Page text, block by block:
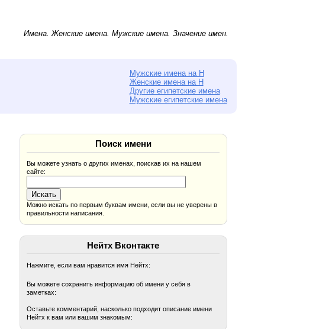
Имена.Женские имена.Мужские имена. Значение имен.
Мужские имена на Н
Женские имена на Н
Другие египетские имена
Мужские египетские имена
Поиск имени
Вы можете узнать о других именах, поискав их на нашем
сайте:
Можно искать по первым буквам имени, если вы не уверены в
правильности написания.
Нейтх Вконтакте
Нажмите, если вам нравится имя Нейтх:
Вы можете сохранить информацию об имени у себя в
заметках:
Оставьте комментарий, насколько подходит описание имени
Нейтх к вам или вашим знакомым: